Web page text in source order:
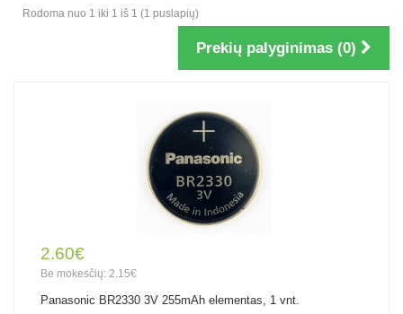
Rodoma nuo 1 iki 1 iš 1 (1 puslapių)
Prekių palyginimas (0)
2.60€
Be mokesčių: 2.15€
Panasonic BR2330 3V 255mAh elementas, 1 vnt.